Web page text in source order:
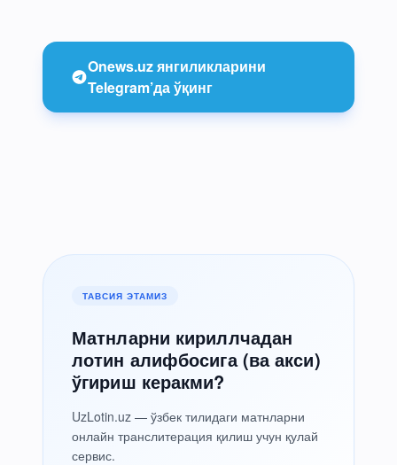
Onews.uz янгиликларини
Telegram’да ўқинг
ТАВСИЯ ЭТАМИЗ
Матнларни кириллчадан
лотин алифбосига (ва акси)
ўгириш керакми?
UzLotin.uz — ўзбек тилидаги матнларни
онлайн транслитерация қилиш учун қулай
сервис.